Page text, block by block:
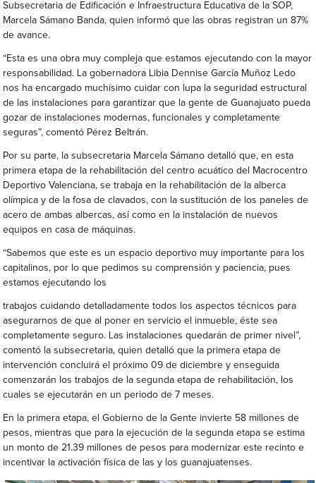
Subsecretaria de Edificación e Infraestructura Educativa de la SOP,
Marcela Sámano Banda, quien informó que las obras registran un 87%
de avance.
“Esta es una obra muy compleja que estamos ejecutando con la mayor
responsabilidad. La gobernadora Libia Dennise García Muñoz Ledo
nos ha encargado muchísimo cuidar con lupa la seguridad estructural
de las instalaciones para garantizar que la gente de Guanajuato pueda
gozar de instalaciones modernas, funcionales y completamente
seguras”, comentó Pérez Beltrán.
Por su parte, la subsecretaria Marcela Sámano detalló que, en esta
primera etapa de la rehabilitación del centro acuático del Macrocentro
Deportivo Valenciana, se trabaja en la rehabilitación de la alberca
olímpica y de la fosa de clavados, con la sustitución de los paneles de
acero de ambas albercas, así como en la instalación de nuevos
equipos en casa de máquinas.
“Sabemos que este es un espacio deportivo muy importante para los
capitalinos, por lo que pedimos su comprensión y paciencia, pues
estamos ejecutando los
trabajos cuidando detalladamente todos los aspectos técnicos para
asegurarnos de que al poner en servicio el inmueble, éste sea
completamente seguro. Las instalaciones quedarán de primer nivel”,
comentó la subsecretaria, quien detalló que la primera etapa de
intervención concluirá el próximo 09 de diciembre y enseguida
comenzarán los trabajos de la segunda etapa de rehabilitación, los
cuales se ejecutarán en un periodo de 7 meses.
En la primera etapa, el Gobierno de la Gente invierte 58 millones de
pesos, mientras que para la ejecución de la segunda etapa se estima
un monto de 21.39 millones de pesos para modernizar este recinto e
incentivar la activación física de las y los guanajuatenses.